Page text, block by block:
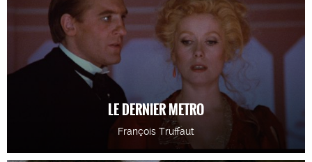
LE DERNIER METRO
François Truffaut